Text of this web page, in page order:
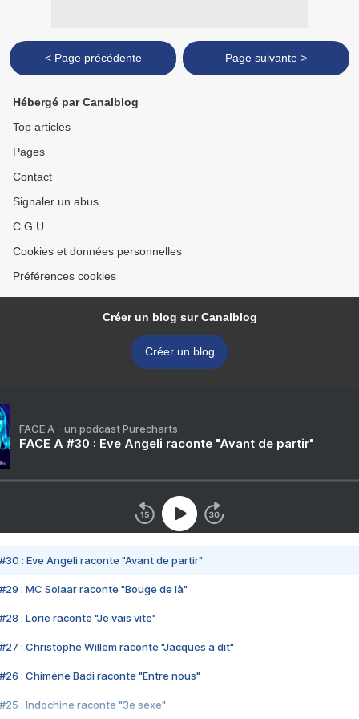
< Page précédente Page suivante >
Hébergé par Canalblog
Top articles
Pages
Contact
Signaler un abus
C.G.U.
Cookies et données personnelles
Préférences cookies
Créer un blog sur Canalblog
Créer un blog
FACE A - un podcast Purecharts
FACE A #30 : Eve Angeli raconte "Avant de partir"
#30 : Eve Angeli raconte "Avant de partir"
#29 : MC Solaar raconte "Bouge de là"
#28 : Lorie raconte "Je vais vite"
#27 : Christophe Willem raconte "Jacques a dit"
#26 : Chimène Badi raconte "Entre nous"
#25 : Indochine raconte "3e sexe"